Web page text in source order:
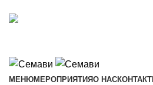
МЕНЮМЕРОПРИЯТИЯО НАС